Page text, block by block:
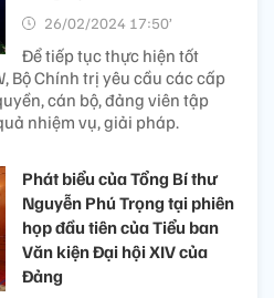
26/02/2024 17:50’
Để tiếp tục thực hiện tốt
Bộ Chính trị yêu cầu các cấp
cán bộ, đảng viên tập
nhiệm vụ, giải pháp.
Phát biểu của Tổng Bí thư
Nguyễn Phú Trọng tại phiên
họp đầu tiên của Tiểu ban
Văn kiện Đại hội XIV của
Đảng